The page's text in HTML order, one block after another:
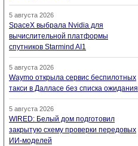
5 августа 2026
SpaceX выбрала Nvidia для
вычислительной платформы
спутников Starmind AI1
5 августа 2026
Waymo открыла сервис беспилотных
такси в Далласе без списка ожидания
5 августа 2026
WIRED: Белый дом подготовил
закрытую схему проверки передовых
ИИ-моделей